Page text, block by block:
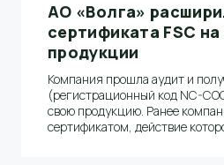
АО «Волга»
сертификата FSC
продукции
Компания прошла аудит и
(регистрационный код NC-
свою продукцию. Ранее
сертификатом, действие